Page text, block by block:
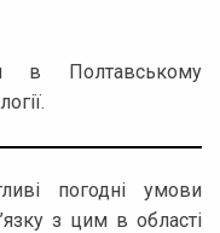
в Полтавському
погодні умови
з цим в області